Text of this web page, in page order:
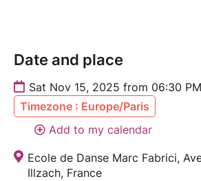
5, avenue de Hollande, à Illzach.
Date and place
Sat Nov 15, 2025 from 06:30
Timezone : Europe/Paris
Add to my calendar
Ecole de Danse Marc Fabrici,
Illzach, France